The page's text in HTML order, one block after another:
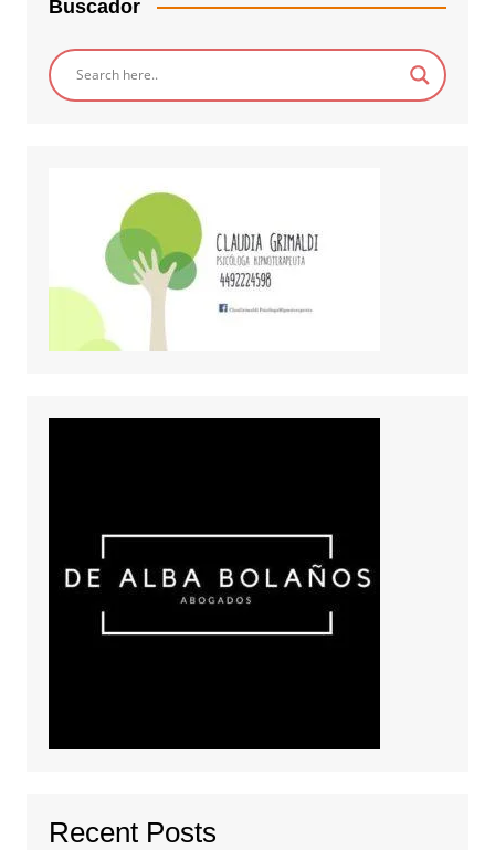
Buscador
Recent Posts